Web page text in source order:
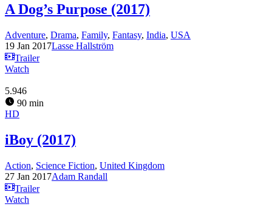
A Dog’s Purpose (2017)
Adventure, Drama, Family, Fantasy, India, USA
19 Jan 2017Lasse Hallström
Trailer
Watch
5.946
90 min
HD
iBoy (2017)
Action, Science Fiction, United Kingdom
27 Jan 2017Adam Randall
Trailer
Watch